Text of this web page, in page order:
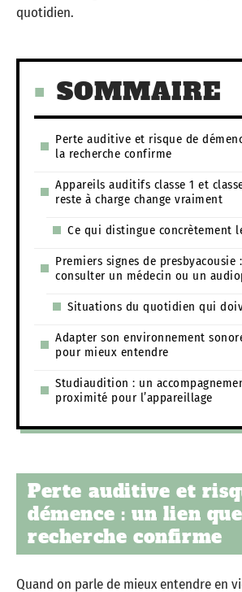
quotidien.
SOMMAIRE
Perte auditive et risque de
la recherche confirme
Appareils auditifs classe 1 et
reste à charge change vraiment
Ce qui distingue concrètement
Premiers signes de presbyacousie
consulter un médecin ou un
Situations du quotidien qui
Adapter son environnement
pour mieux entendre
Studiaudition : un
proximité pour l’appareillage
Perte auditive et
démence : un lien
recherche confirme
Quand on parle de mieux entendre en